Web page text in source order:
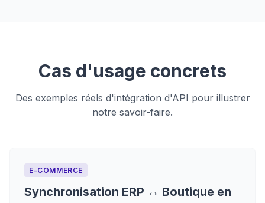
Cas d'usage concrets
Des exemples réels d'intégration d'API pour illustrer
notre savoir-faire.
E-COMMERCE
Synchronisation ERP ↔ Boutique en